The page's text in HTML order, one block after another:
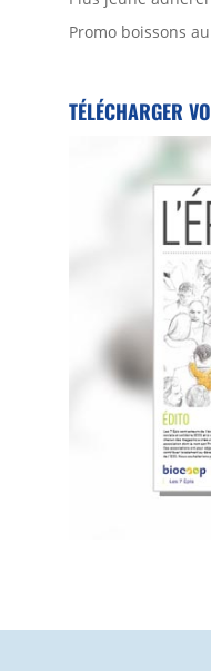
Promo boissons
TÉLÉCHARGER